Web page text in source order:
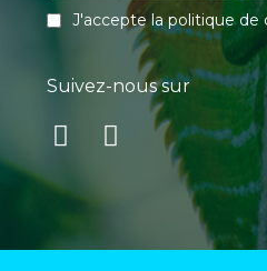
J'accepte lapolitique de
Suivez-nous sur